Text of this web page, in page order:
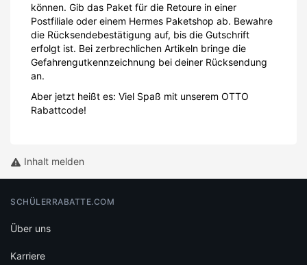
können. Gib das Paket für die Retoure in einer
Postfiliale oder einem Hermes Paketshop ab. Bewahre
die Rücksendebestätigung auf, bis die Gutschrift
erfolgt ist. Bei zerbrechlichen Artikeln bringe die
Gefahrengutkennzeichnung bei deiner Rücksendung
an.
Aber jetzt heißt es: Viel Spaß mit unserem OTTO
Rabattcode!
Inhalt melden
SCHÜLERRABATTE.COM
Über uns
Karriere